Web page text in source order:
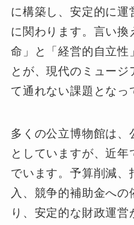
に構築し、安定的に運
に関わります。言い換
命」と「経営的自立性
とが、現代のミュー
て通れない課題となっ
多くの公立博物館は
としていますが、近
でいます。予算削減、
入、競争的補助金への
り、安定的な財政運